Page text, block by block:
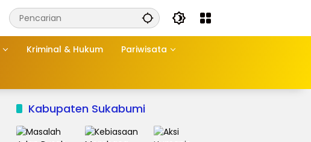
Kriminal & Hukum Pariwisata
Kabupaten Sukabumi